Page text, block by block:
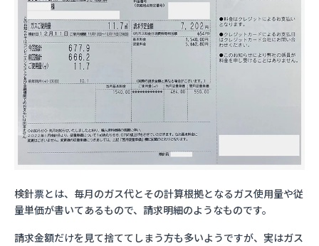
検針票とは、毎月のガス代とその計算根拠となるガス使用量や従
量単価が書いてあるもので、請求明細のようなものです。
請求金額だけを見て捨ててしまう方も多いようですが、実はガス